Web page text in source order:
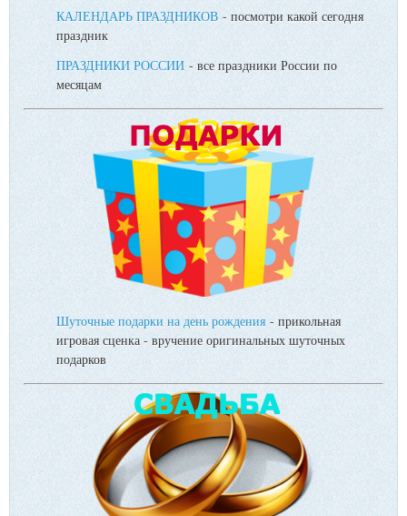
КАЛЕНДАРЬ ПРАЗДНИКОВ- посмотри какой сегодня
праздник
ПРАЗДНИКИ РОССИИ- все праздники России по
месяцам
Шуточные подарки на день рождения- прикольная
игровая сценка - вручение оригинальных шуточных
подарков